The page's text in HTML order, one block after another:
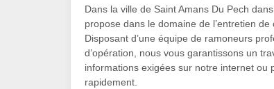
Dans la ville de Saint Amans Du Pech
propose dans le domaine de l’entretien
Disposant d’une équipe de ramoneurs
d’opération, nous vous garantissons un
informations exigées sur notre internet ou
rapidement.